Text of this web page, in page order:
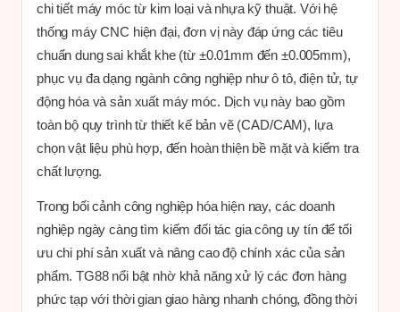
chi tiết máy móc từ kim loại và nhựa kỹ thuật. Với hệ
thống máy CNC hiện đại, đơn vị này đáp ứng các tiêu
chuẩn dung sai khắt khe (từ ±0.01mm đến ±0.005mm),
phục vụ đa dạng ngành công nghiệp như ô tô, điện tử, tự
động hóa và sản xuất máy móc. Dịch vụ này bao gồm
toàn bộ quy trình từ thiết kế bản vẽ (CAD/CAM), lựa
chọn vật liệu phù hợp, đến hoàn thiện bề mặt và kiểm tra
chất lượng.
Trong bối cảnh công nghiệp hóa hiện nay, các doanh
nghiệp ngày càng tìm kiếm đối tác gia công uy tín để tối
ưu chi phí sản xuất và nâng cao độ chính xác của sản
phẩm. TG88 nổi bật nhờ khả năng xử lý các đơn hàng
phức tạp với thời gian giao hàng nhanh chóng, đồng thời